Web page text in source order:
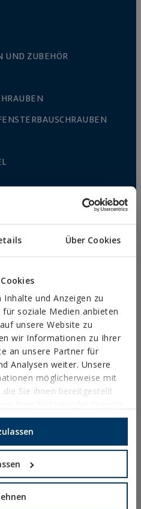
Über Cookies
und Anzeigen zu
soziale Medien anbieten
unsere Website zu
wir Informationen zu Ihrer
an unsere Partner für
Analysen weiter. Unsere
möglicherweise mit
Sie ihnen bereitgestellt
UND ZUBEHÖR
ZUBEHÖR
BEFESTIGUNGEN FÜR